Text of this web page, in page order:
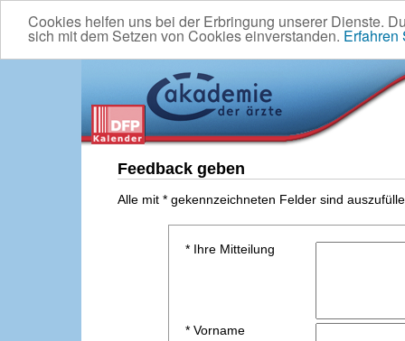
Cookies helfen uns bei der Erbringung unserer Dienste.
sich mit dem Setzen von Cookies einverstanden. Erfahren
Feedback geben
Alle mit * gekennzeichneten Felder sind
* Ihre Mitteilung
* Vorname